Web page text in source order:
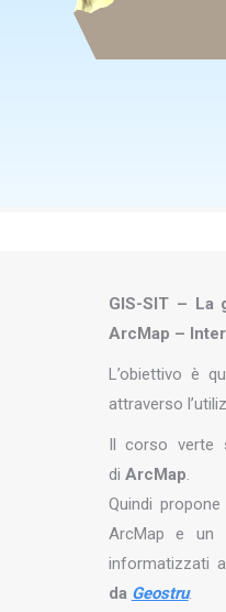
GIS-SIT – La
ArcMap –
L’obiettivo è
attraverso
Il corso verte
di ArcMap.
Quindi
ArcMap e un
informatizzati
da Geostru.